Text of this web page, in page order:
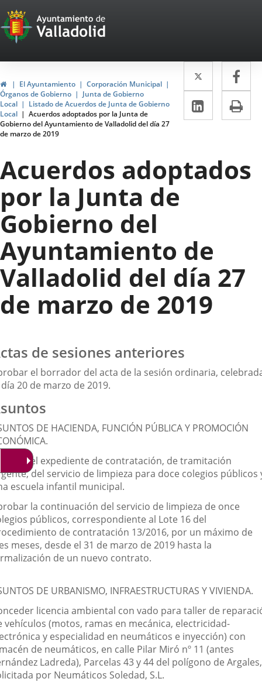
Portal
Web
del
Ayuntamiento
de
Valladolid
HomeEl Ayuntamiento
Corporación Municipal
Órganos de Gobierno
Junta de Gobierno
Local
Listado de Acuerdos de Junta de Gobierno
Local
Acuerdos adoptados por la Junta de
Gobierno del Ayuntamiento de Valladolid del día 27
de marzo de 2019
Twitter
Enlace
a
una
a
Linkedin
Enlace
a
externa.
Acuerdos adoptados
por la Junta de
Gobierno del
Ayuntamiento de
Valladolid del día 27
de marzo de 2019
de sesiones anteriores
el borrador del acta de la sesión ordinaria,
20 de marzo de 2019.
DE HACIENDA, FUNCIÓN PÚBLICA Y PROMOCIÓN
el expediente de contratación, de tramitación
del servicio de limpieza para doce colegios públicos
escuela infantil municipal.
la continuación del servicio de limpieza de once
públicos, correspondiente al Lote 16 del
de contratación 13/2016, por un máximo de
meses, desde el 31 de marzo de 2019 hasta la
de un nuevo contrato.
DE URBANISMO, INFRAESTRUCTURAS Y VIVIENDA.
licencia ambiental con vado para taller de
vehículos (motos, ramas en mecánica, electricidad-
y especialidad en neumáticos e inyección) con
de neumáticos, en calle Pilar Miró nº 11 (antes
Ladreda), Parcelas 43 y 44 del polígono de Argales,
por Neumáticos Soledad, S.L.